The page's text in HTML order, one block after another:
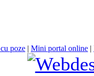
poze | Mini portal online |